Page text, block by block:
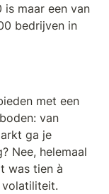
maar een van
bedrijven in
met een
van
ga je
Nee, helemaal
was tien à
volatiliteit.